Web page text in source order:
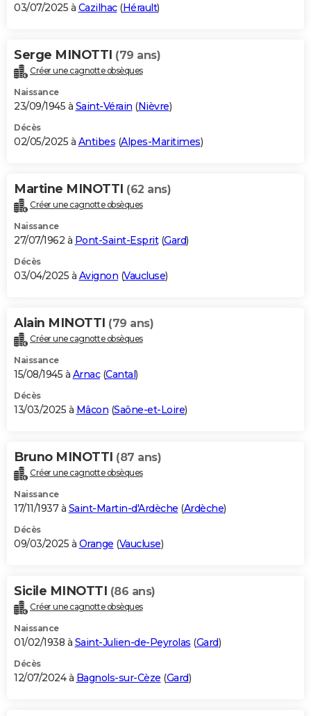
03/07/2025 à Cazilhac(Hérault)
Serge MINOTTI (79 ans)
Créer une cagnotte obsèques
Naissance
23/09/1945 à Saint-Vérain (Nièvre)
Décès
02/05/2025 à Antibes (Alpes-Maritimes)
Martine MINOTTI (62 ans)
Créer une cagnotte obsèques
Naissance
27/07/1962 à Pont-Saint-Esprit(Gard)
Décès
03/04/2025 à Avignon (Vaucluse)
Alain MINOTTI (79 ans)
Créer une cagnotte obsèques
Naissance
15/08/1945 à Arnac(Cantal)
Décès
13/03/2025 à Mâcon (Saône-et-Loire)
Bruno MINOTTI (87 ans)
Créer une cagnotte obsèques
Naissance
17/11/1937 à Saint-Martin-d'Ardèche (Ardèche)
Décès
09/03/2025 à Orange (Vaucluse)
Sicile MINOTTI (86 ans)
Créer une cagnotte obsèques
Naissance
01/02/1938 à Saint-Julien-de-Peyrolas (Gard)
Décès
12/07/2024 à Bagnols-sur-Cèze (Gard)